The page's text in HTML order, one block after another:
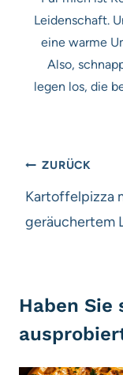
Leidenschaft.
eine warme
Also,
legen los, die
ZURÜCK
Kartoffelpizza
geräuchertem
Haben Sie